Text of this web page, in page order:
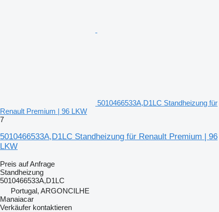
5010466533A,D1LC Standheizung für
Renault Premium | 96 LKW
7
5010466533A,D1LC Standheizung für Renault Premium | 96
LKW
Preis auf Anfrage
Standheizung
5010466533A,D1LC
Portugal, ARGONCILHE
Manaiacar
Verkäufer kontaktieren